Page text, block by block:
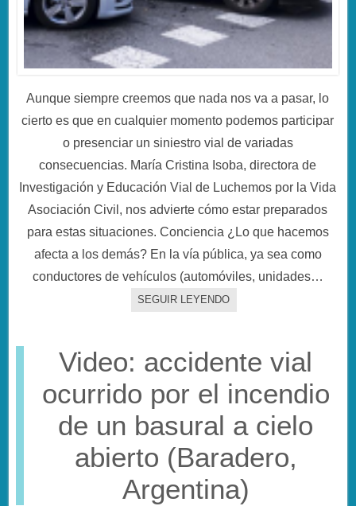
Aunque siempre creemos que nada nos va a pasar, lo
cierto es que en cualquier momento podemos participar
o presenciar un siniestro vial de variadas
consecuencias. María Cristina Isoba, directora de
Investigación y Educación Vial de Luchemos por la Vida
Asociación Civil, nos advierte cómo estar preparados
para estas situaciones. Conciencia ¿Lo que hacemos
afecta a los demás? En la vía pública, ya sea como
conductores de vehículos (automóviles, unidades…
SEGUIR LEYENDO
Video: accidente vial
ocurrido por el incendio
de un basural a cielo
abierto (Baradero,
Argentina)